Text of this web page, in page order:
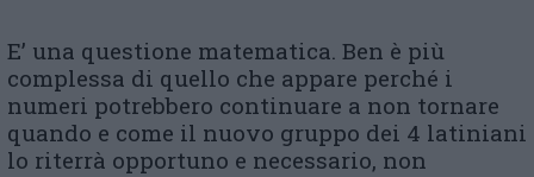
E’ una questione matematica. Ben è più
complessa di quello che appare perché i
numeri potrebbero continuare a non tornare
quando e come il nuovo gruppo dei 4 latiniani
lo riterrà opportuno e necessario, non